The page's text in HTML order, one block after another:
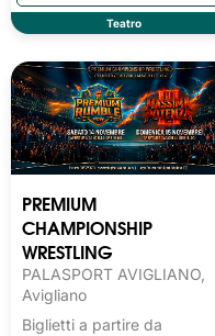
Teatro
PREMIUM
CHAMPIONSHIP
WRESTLING
PALASPORT AVIGLIANO,
Avigliano
Biglietti a partire da